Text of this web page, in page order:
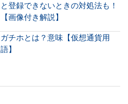
と登録できないときの対処法も！
【画像付き解説】
ガチホとは？意味【仮想通貨用
語】